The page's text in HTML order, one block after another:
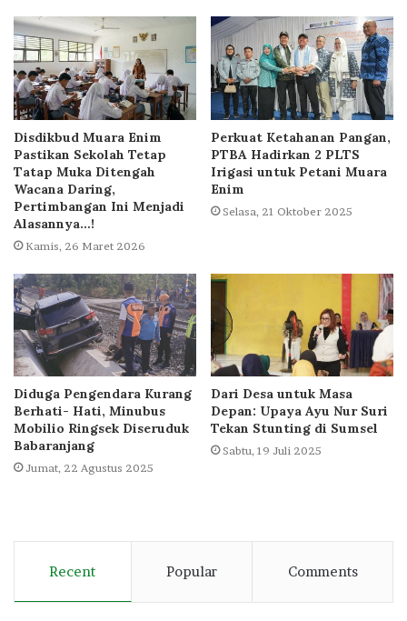
Disdikbud Muara Enim
Pastikan Sekolah Tetap
Tatap Muka Ditengah
Wacana Daring,
Pertimbangan Ini Menjadi
Alasannya…!
Kamis, 26 Maret 2026
Perkuat Ketahanan Pangan,
PTBA Hadirkan 2 PLTS
Irigasi untuk Petani Muara
Enim
Selasa, 21 Oktober 2025
Diduga Pengendara Kurang
Berhati- Hati, Minubus
Mobilio Ringsek Diseruduk
Babaranjang
Jumat, 22 Agustus 2025
Dari Desa untuk Masa
Depan: Upaya Ayu Nur Suri
Tekan Stunting di Sumsel
Sabtu, 19 Juli 2025
Recent Popular Comments